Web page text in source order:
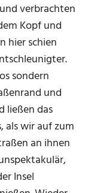
verbrachten
Kopf und
hier schien
sondern
und
ließen das
als wir auf zum
an ihnen
Insel